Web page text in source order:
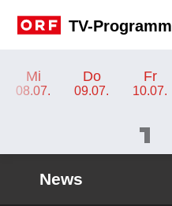
TV-Programm
Mi
08.07.
Do
09.07.
Fr
10.07.
News